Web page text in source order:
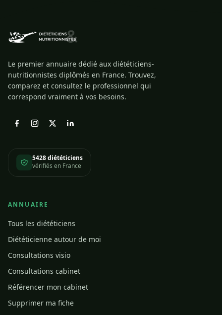
Le premier annuaire dédié aux diététiciens-
nutritionnistes diplômés en France. Trouvez,
comparez et consultez le professionnel qui
correspond vraiment à vos besoins.
5428 diététiciens
vérifiés en France
ANNUAIRE
Tous les diététiciens
Diététicienne autour de moi
Consultations visio
Consultations cabinet
Référencer mon cabinet
Supprimer ma fiche